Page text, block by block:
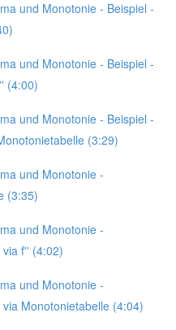
und Monotonie - Beispiel -
und Monotonie - Beispiel -
(4:00)
und Monotonie - Beispiel -
(3:29)
und Monotonie -
(3:35)
und Monotonie -
f'' (4:02)
und Monotonie -
Monotonietabelle (4:04)